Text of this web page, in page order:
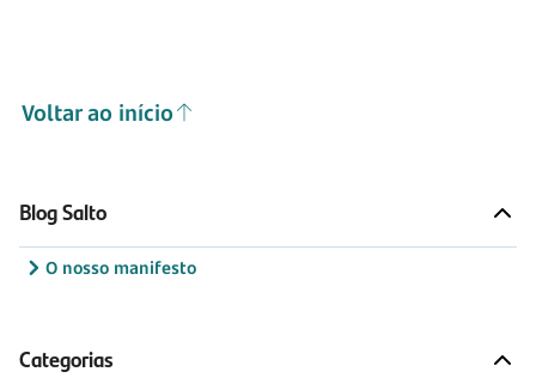
Voltar ao início
Blog Salto
O nosso manifesto
Categorias